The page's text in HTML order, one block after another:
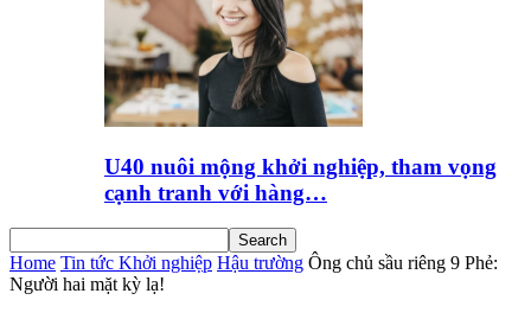
U40 nuôi mộng khởi nghiệp, tham vọng
cạnh tranh với hàng…
Home Tin tức Khởi nghiệp Hậu trường Ông chủ sầu riêng 9 Phẻ:
Người hai mặt kỳ lạ!